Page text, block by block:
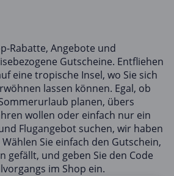
Rabatte, Angebote und
Gutscheine. Entfliehen
eine tropische Insel, wo Sie sich
lassen können. Egal, ob
planen, übers
wollen oder einfach nur ein
Flugangebot suchen, wir haben
Sie einfach den Gutschein,
gefällt, und geben Sie den Code
im Shop ein.